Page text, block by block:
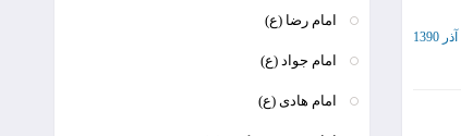
امام رضا (ع)
امام جواد (ع)
امام هادی (ع)